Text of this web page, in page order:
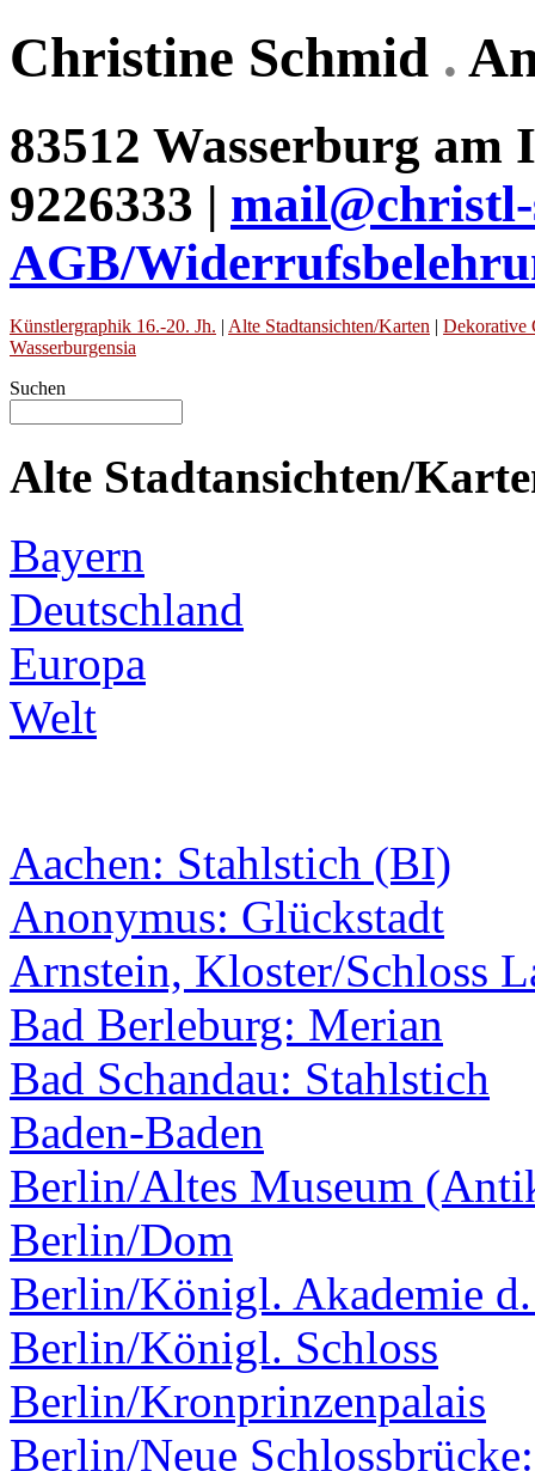
Christine Schmid .
83512 Wasserburg am
9226333 |
AGB/
Künstlergraphik 16.-20. Jh. | Alte Stadtansichten/Karten | Dekorative
Wasserburgensia
Suchen
Alte Stadtansichten/
Bayern
Deutschland
Europa
Welt
Aachen: Stahlstich (BI)
Anonymus: Glückstadt
Arnstein, Kloster/Schloss
Bad Berleburg: Merian
Bad Schandau: Stahlstich
Baden-Baden
Berlin/Altes Museum
Berlin/Dom
Berlin/Königl. Akademie
Berlin/Königl. Schloss
Berlin/Kronprinzenpalais
Berlin/Neue